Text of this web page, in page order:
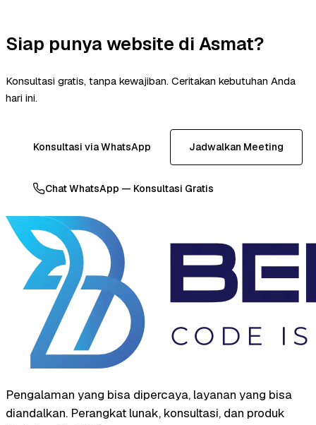
Siap punya website di Asmat?
Konsultasi gratis, tanpa kewajiban. Ceritakan kebutuhan Anda
hari ini.
Konsultasi via WhatsApp Jadwalkan Meeting
Chat WhatsApp — Konsultasi Gratis
Pengalaman yang bisa dipercaya, layanan yang bisa
diandalkan. Perangkat lunak, konsultasi, dan produk